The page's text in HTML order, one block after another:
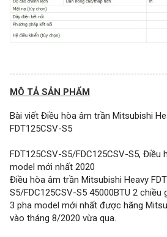
MÔ TẢ SẢN PHẨM
Bài viết Điều hòa âm trần Mitsubishi
FDT125CSV-S5
FDT125CSV-S5/FDC125CSV-S5, Điều
model mới nhất 2020
Điều hòa âm trần Mitsubishi Heavy
S5/FDC125CSV-S5 45000BTU 2 chiều
3 pha model mới nhất được hãng
vào tháng 8/2020 vừa qua.